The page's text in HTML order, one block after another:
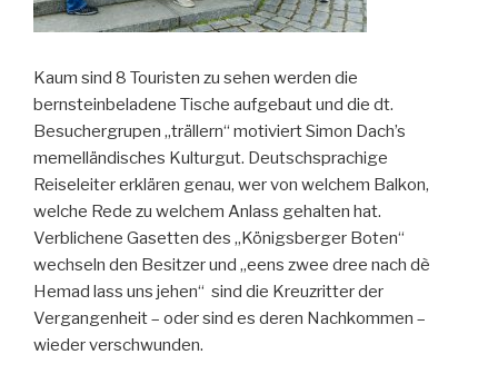
Kaum sind 8 Touristen zu sehen werden die
bernsteinbeladene Tische aufgebaut und die dt.
Besuchergrupen „trällern“ motiviert Simon Dach’s
memelländisches Kulturgut. Deutschsprachige
Reiseleiter erklären genau, wer von welchem Balkon,
welche Rede zu welchem Anlass gehalten hat.
Verblichene Gasetten des „Königsberger Boten“
wechseln den Besitzer und „eens zwee dree nach dè
Hemad lass uns jehen“ sind die Kreuzritter der
Vergangenheit – oder sind es deren Nachkommen –
wieder verschwunden.